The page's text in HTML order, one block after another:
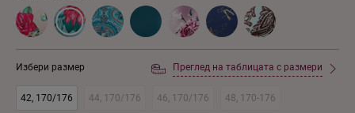
Избери размер Преглед на таблицата с размери
42, 170/176 44, 170/176 46, 170/176 48, 170-176